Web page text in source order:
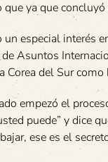
ya que
especial interés
Asuntos
Corea del Sur
empezó el
puede” y dice
ese es el